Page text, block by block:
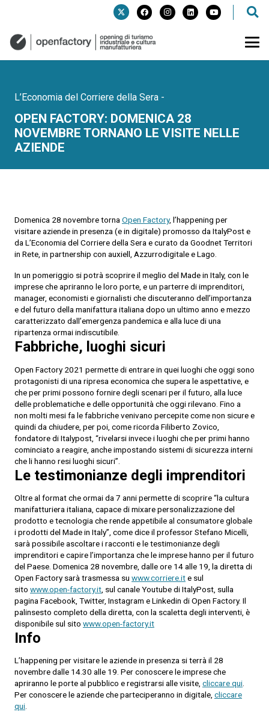
L’Economia del Corriere della Sera -
OPEN FACTORY: DOMENICA 28
NOVEMBRE TORNANO LE VISITE NELLE
AZIENDE
Domenica 28 novembre torna Open Factory, l’happening per
visitare aziende in presenza (e in digitale) promosso da ItalyPost e
da L’Economia del Corriere della Sera e curato da Goodnet Territori
in Rete, in partnership con auxiell, Azzurrodigitale e Lago.
In un pomeriggio si potrà scoprire il meglio del Made in Italy, con le
imprese che apriranno le loro porte, e un parterre di imprenditori,
manager, economisti e giornalisti che discuteranno dell’importanza
e del futuro della manifattura italiana dopo un ultimo anno e mezzo
caratterizzato dall’emergenza pandemica e alla luce di una
ripartenza ormai indiscutibile.
Fabbriche, luoghi sicuri
Open Factory 2021 permette di entrare in quei luoghi che oggi sono
protagonisti di una ripresa economica che supera le aspettative, e
che per primi possono fornire degli scenari per il futuro, alla luce
delle problematiche e delle opportunità che oggi rilevano. Fino a
non molti mesi fa le fabbriche venivano percepite come non sicure e
quindi da chiudere, per poi, come ricorda Filiberto Zovico,
fondatore di Italypost, “rivelarsi invece i luoghi che per primi hanno
cominciato a reagire, anche impostando sistemi di sicurezza interni
che li hanno resi luoghi sicuri”.
Le testimonianze degli imprenditori
Oltre al format che ormai da 7 anni permette di scoprire “la cultura
manifatturiera italiana, capace di mixare personalizzazione del
prodotto e tecnologia che rende appetibile al consumatore globale
i prodotti del Made in Italy”, come dice il professor Stefano Micelli,
sarà possibile ascoltare i racconti e le testimonianze degli
imprenditori e capire l’importanza che le imprese hanno per il futuro
del Paese. Domenica 28 novembre, dalle ore 14 alle 19, la diretta di
Open Factory sarà trasmessa su www.corriere.ite sul
sito www.open-factory.it , sul canale Youtube di ItalyPost, sulla
pagina Facebook, Twitter, Instagram e Linkedin di Open Factory. Il
palinsesto completo della diretta, con la scaletta degli interventi, è
disponibile sul sito www.open-factory.it
Info
L’happening per visitare le aziende in presenza si terrà il 28
novembre dalle 14.30 alle 19. Per conoscere le imprese che
apriranno le porte al pubblico e registrarsi alle visite, cliccare qui.
Per conoscere le aziende che parteciperanno in digitale, cliccare
qui.